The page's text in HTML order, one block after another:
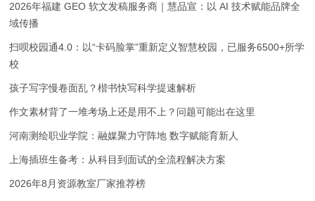
2026年福建 GEO 软文发稿服务商｜慧品宣：以 AI 技术赋能品牌全
域传播
扫呗校园通4.0：以“卡码脸掌”重新定义智慧校园，已服务6500+所学
校
孩子写字慢卷面乱？楷书快写科学提速解析
作文素材背了一堆考场上还是用不上？问题可能出在这里
河南测绘职业学院：融媒聚力守阵地 数字赋能育新人
上海插班生备考：从科目到面试的全流程解决方案
2026年8月资源教室厂家推荐榜